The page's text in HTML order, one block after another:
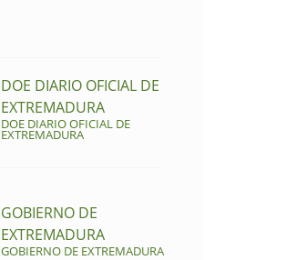
DOE DIARIO OFICIAL DE
EXTREMADURA
DOE DIARIO OFICIAL DE
EXTREMADURA
GOBIERNO DE
EXTREMADURA
GOBIERNO DE EXTREMADURA